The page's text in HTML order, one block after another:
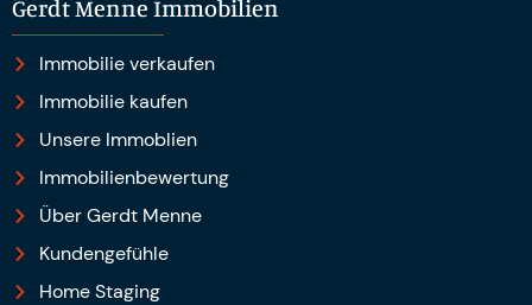
Gerdt Menne Immobilien
Immobilie verkaufen
Immobilie kaufen
Unsere Immoblien
Immobilienbewertung
Über Gerdt Menne
Kundengefühle
Home Staging